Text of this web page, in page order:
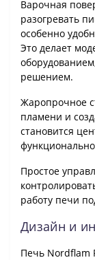
Варочная
разогревать
особенно
Это делает
решением.
Жаропрочное
пламени и
становится
Простое
работу печи
Дизайн и
Печь Nordflam